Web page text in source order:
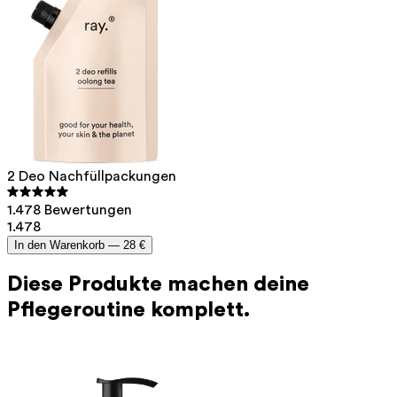
kurz unter warmes Wasser, so lässt sich der Deckel
leichter lösen.
2 Deo Nachfüllpackungen
1.478 Bewertungen
1.478
In den Warenkorb — 28 €
Diese Produkte machen deine
Pflegeroutine komplett.